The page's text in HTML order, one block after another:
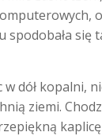
o
spodobała się
dół kopalni,
ziemi.
kaplicę